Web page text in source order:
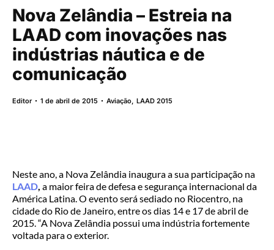
Nova Zelândia – Estreia na
LAAD com inovações nas
indústrias náutica e de
comunicação
Editor 1 de abril de 2015 Aviação,LAAD 2015
Neste ano, a Nova Zelândia inaugura a sua participação na
LAAD, a maior feira de defesa e segurança internacional da
América Latina. O evento será sediado no Riocentro, na
cidade do Rio de Janeiro, entre os dias 14 e 17 de abril de
2015. “A Nova Zelândia possui uma indústria fortemente
voltada para o exterior.